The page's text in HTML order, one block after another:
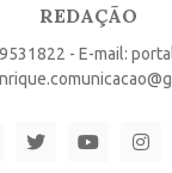
REDAÇÃO
- E-mail: